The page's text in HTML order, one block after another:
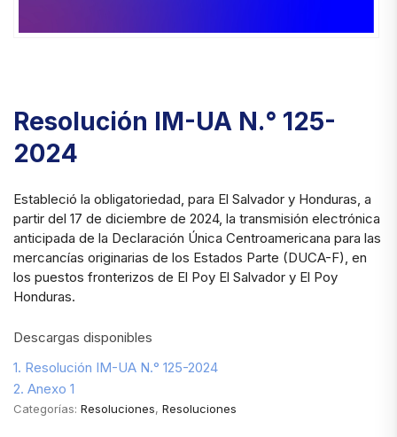
Resolución IM-UA N.° 125-
2024
Estableció la obligatoriedad, para El Salvador y Honduras, a
partir del 17 de diciembre de 2024, la transmisión electrónica
anticipada de la Declaración Única Centroamericana para las
mercancías originarias de los Estados Parte (DUCA-F), en
los puestos fronterizos de El Poy El Salvador y El Poy
Honduras.
Descargas disponibles
1. Resolución IM-UA N.° 125-2024
2. Anexo 1
Categorías: Resoluciones, Resoluciones